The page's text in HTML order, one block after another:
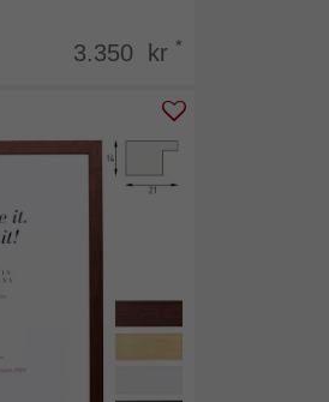
3.350 kr *